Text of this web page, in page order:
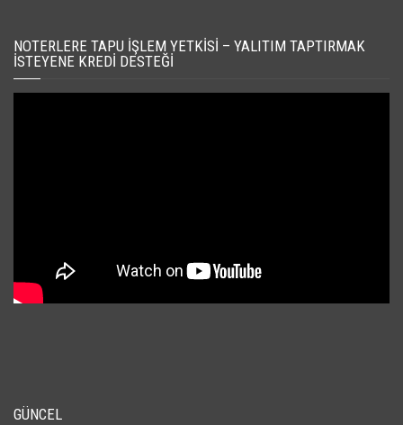
NOTERLERE TAPU İŞLEM YETKISI – YALITIM TAPTIRMAK
İSTEYENE KREDI DESTEĞI
GÜNCEL